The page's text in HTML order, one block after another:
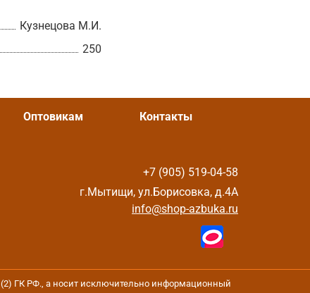
Кузнецова М.И.
250
Оптовикам Контакты
+7 (905) 519-04-58
г.Мытищи, ул.Борисовка, д.4А
info@shop-azbuka.ru
(2) ГК РФ., а носит исключительно информационный